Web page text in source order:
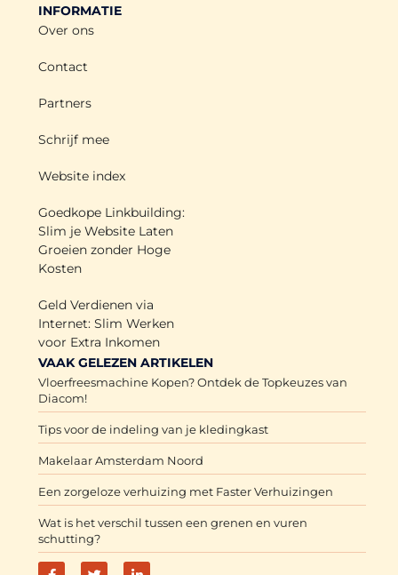
INFORMATIE
Over ons
Contact
Partners
Schrijf mee
Website index
Goedkope Linkbuilding:
Slim je Website Laten
Groeien zonder Hoge
Kosten
Geld Verdienen via
Internet: Slim Werken
voor Extra Inkomen
VAAK GELEZEN ARTIKELEN
Vloerfreesmachine Kopen? Ontdek de Topkeuzes van
Diacom!
Tips voor de indeling van je kledingkast
Makelaar Amsterdam Noord
Een zorgeloze verhuizing met Faster Verhuizingen
Wat is het verschil tussen een grenen en vuren
schutting?